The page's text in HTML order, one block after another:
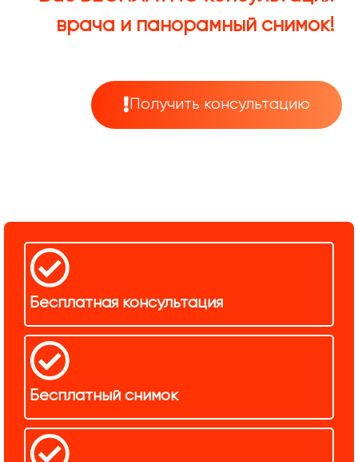
врача и панорамный снимок!
Получить консультацию
Бесплатная консультация
Бесплатный снимок